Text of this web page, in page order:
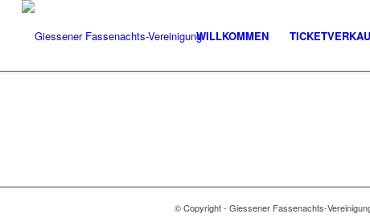
WILLKOMMEN
© Copyright - Giessener Fassenachts-